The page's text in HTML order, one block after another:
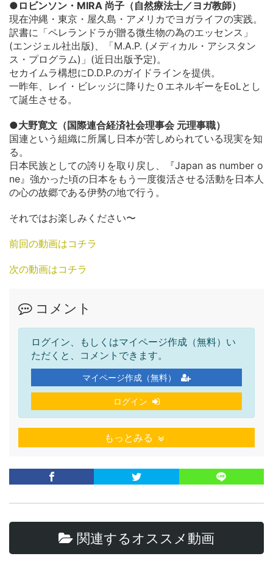
●ロビンソン・MIRA 尚子（自然療法士／ヨガ教師）
現在沖縄・東京・屋久島・アメリカでヨガライフの実践。
訳書に「ペレランドラが贈る微生物の為のエッセンス」
(エンジェル社出版)、「M.A.P. (メディカル・アシスタン
ス・プログラム)」(近日出版予定)。
セカイムラ構想にD.D.P.のガイドラインを提供。
一昨年、レイ・ビレッジに降りた０エネルギーをEoLとし
て誕生させる。
●大野寛文（国際連合経済社会理事会 元理事職）
国連という組織に所属し日本が苦しめられている現実を知
る。
日本民族としての誇りを取り戻し、『Japan as number o
ne』強かった頃の日本をもう一度復活させる活動を日本人
の心の故郷である伊勢の地で行う。
それではお楽しみください〜
前回の動画はコチラ
次の動画はコチラ
コメント
ログイン、もしくはマイページ作成（無料）い
ただくと、コメントできます。
マイページ作成（無料）
ログイン
もっとみる
関連するオススメ動画